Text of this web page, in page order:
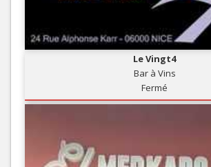
Le Vingt4
Bar à Vins
Fermé